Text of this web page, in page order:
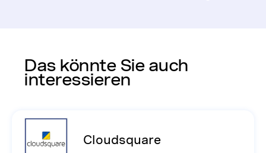
Das könnte Sie auch
interessieren
Cloudsquare